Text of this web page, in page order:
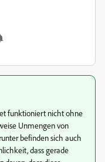
funktioniert nicht ohne
Unmengen von
befinden sich auch
dass gerade